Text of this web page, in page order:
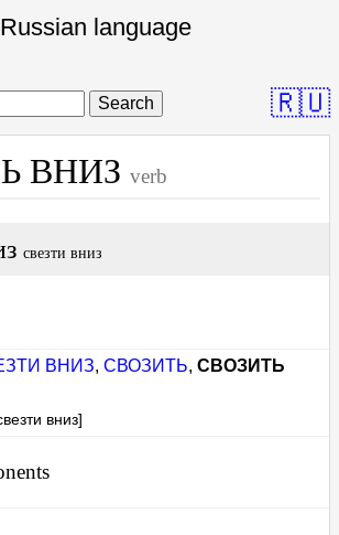
language
Search 🇷🇺
ВНИЗ verb
свезти вниз
ВНИЗ, СВОЗИТЬ, СВОЗИТЬ
вниз]